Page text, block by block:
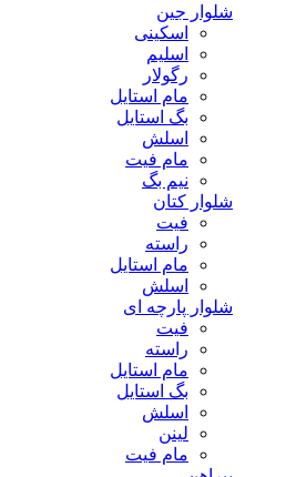
شلوار جین
اسکینی
اسلیم
رگولار
مام استایل
بگ استایل
اسلش
مام فیت
نیم بگ
شلوار کتان
فیت
راسته
مام استایل
اسلش
شلوار پارچه ای
فیت
راسته
مام استایل
بگ استایل
اسلش
لینن
مام فیت